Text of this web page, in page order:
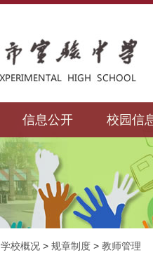
信息公开 校园信
学校概况 > 规章制度 > 教师管理